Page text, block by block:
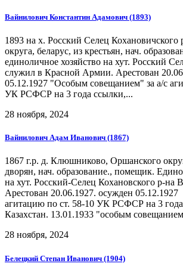
Вайнилович Константин Адамович (1893)
1893 на х. Росский Селец
округа, беларус, из крестьян, нач.
единоличное хозяйство на хут. Росский
служил в Красной Армии. Арестован
05.12.1927 "Особым совещанием" за а/с
УК РСФСР на 3 года ссылки,...
28 ноября, 2024
Вайнилович Адам Иванович (1867)
1867 г.р. д. Клюшниково, Оршанского
дворян, нач. образование., помещик.
на хут. Росский-Селец Кохановского р-на
Арестован 20.06.1927. осужден 05.12.1927
агитацию по ст. 58-10 УК РСФСР на 3
Казахстан. 13.01.1933 "особым
28 ноября, 2024
Белецкий Степан Иванович (1904)